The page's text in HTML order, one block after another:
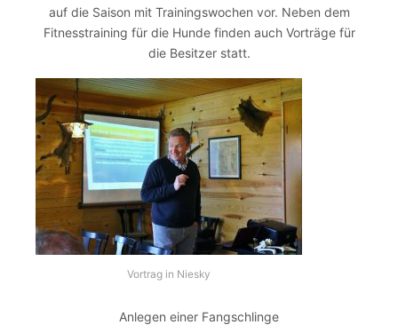
auf die Saison mit Trainingswochen vor. Neben dem
Fitnesstraining für die Hunde finden auch Vorträge für
die Besitzer statt.
Vortrag in Niesky
Anlegen einer Fangschlinge